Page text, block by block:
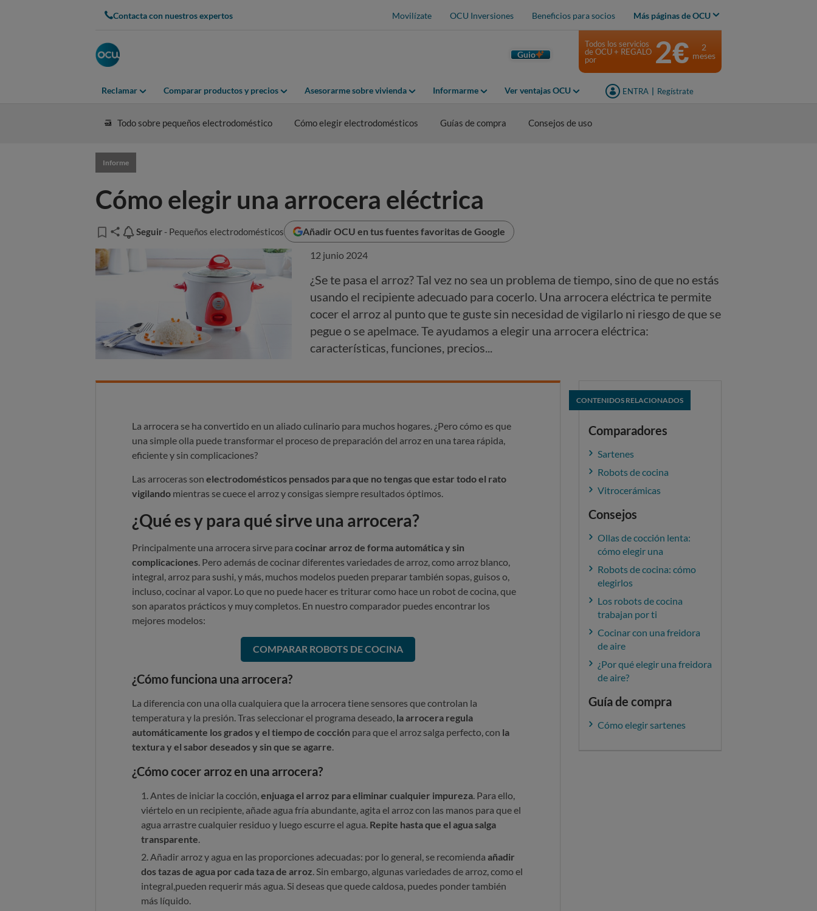
Contacta con nuestros expertos Movilízate OCU Inversiones Beneficios para socios Más páginas de OCU
Guio
Reclamar Comparar productos y precios Asesorarme sobre vivienda Informarme Ver ventajas OCU ENTRA Regístrate
Todos los servicios
de OCU + REGALO
por
2€
2
meses
Todo sobre pequeños electrodoméstico Cómo elegir electrodomésticos Guías de compra Consejos de uso
Informe
Cómo elegir una arrocera eléctrica
Seguir
Seguir - Pequeños electrodomésticos Añadir OCU en tus fuentes favoritas de Google
12 junio 2024
¿Se te pasa el arroz? Tal vez no sea un problema de tiempo, sino de que no estás
usando el recipiente adecuado para cocerlo. Una arrocera eléctrica te permite
cocer el arroz al punto que te guste sin necesidad de vigilarlo ni riesgo de que se
pegue o se apelmace. Te ayudamos a elegir una arrocera eléctrica:
características, funciones, precios...
La arrocera se ha convertido en un aliado culinario para muchos hogares. ¿Pero cómo es que
una simple olla puede transformar el proceso de preparación del arroz en una tarea rápida,
eficiente y sin complicaciones?
Las arroceras son electrodomésticos pensados para que no tengas que estar todo el rato
vigilandomientras se cuece el arroz y consigas siempre resultados óptimos.
¿Qué es y para qué sirve una arrocera?
Principalmente una arrocera sirve para cocinar arroz de forma automática y sin
complicaciones. Pero además de cocinar diferentes variedades de arroz, como arroz blanco,
integral, arroz para sushi, y más, muchos modelos pueden preparar también sopas, guisos o,
incluso, cocinar al vapor. Lo que no puede hacer es triturar como hace un robot de cocina, que
son aparatos prácticos y muy completos. En nuestro comparador puedes encontrar los
mejores modelos:
COMPARAR ROBOTS DE COCINA
¿Cómo funciona una arrocera?
La diferencia con una olla cualquiera que la arrocera tiene sensores que controlan la
temperatura y la presión. Tras seleccionar el programa deseado, la arrocera regula
automáticamente los grados y el tiempo de cocción para que el arroz salga perfecto, con la
textura y el sabor deseados y sin que se agarre
¿Cómo cocer arroz en una arrocera?
Antes de iniciar la cocción, enjuaga el arroz para eliminar cualquier impureza. Para ello,
viértelo en un recipiente, añade agua fría abundante, agita el arroz con las manos para que el
agua arrastre cualquier residuo y luego escurre el agua. Repite hasta que el agua salga
transparente
Añadir arroz y agua en las proporciones adecuadas: por lo general, se recomienda añadir
dos tazas de agua por cada taza de arroz . Sin embargo, algunas variedades de arroz, como el
integral,pueden requerir más agua. Si deseas que quede caldosa, puedes ponder también
más líquido.
CONTENIDOS RELACIONADOS
Comparadores
Sartenes
Robots de cocina
Vitrocerámicas
Consejos
Ollas de cocción lenta:
cómo elegir una
Robots de cocina: cómo
elegirlos
Los robots de cocina
trabajan por ti
Cocinar con una freidora
de aire
¿Por qué elegir una freidora
de aire?
Guía de compra
Cómo elegir sartenes